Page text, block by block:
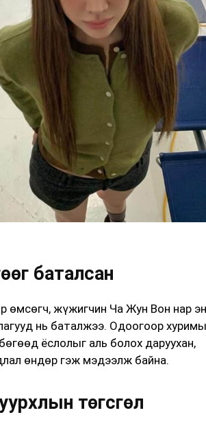
баталсан
өмсөгч, жүжигчин Ча Жун Вон нар
нь баталжээ. Одоогоор
ёслолыг аль болох даруухан,
өндөр гэж мэдээлж байна.
төгсгөл